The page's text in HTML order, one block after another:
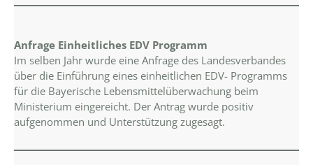
Anfrage Einheitliches EDV Programm
Im selben Jahr wurde eine Anfrage des Landesverbandes
über die Einführung eines einheitlichen EDV- Programms
für die Bayerische Lebensmittelüberwachung beim
Ministerium eingereicht. Der Antrag wurde positiv
aufgenommen und Unterstützung zugesagt.